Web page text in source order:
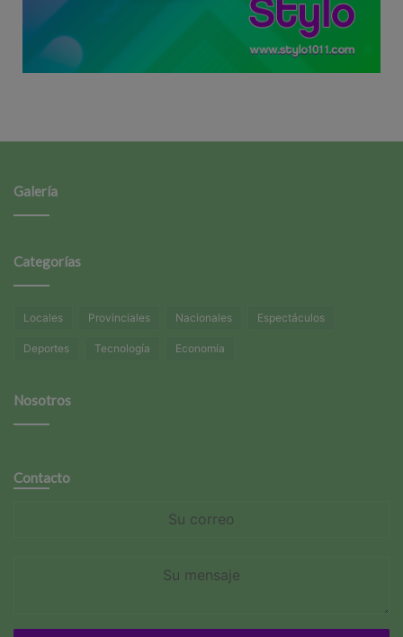
Galería
Categorías
Locales Provinciales Nacionales Espectáculos
Deportes Tecnología Economía
Nosotros
Contacto